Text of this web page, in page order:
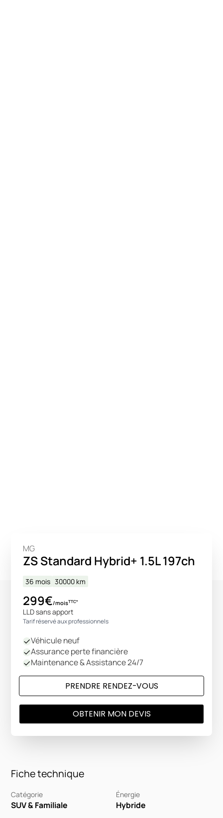
Fiche technique
Catégorie
SUV & Familiale
Énergie
Hybride
MG
ZS Standard Hybrid+ 1.5L 197ch
36 mois 30000 km
299€/moisTTC*
LLD sans apport
Tarif réservé aux professionnels
Véhicule neuf
Assurance perte financière
Maintenance & Assistance 24/7
PRENDRE RENDEZ-VOUS
OBTENIR MON DEVIS